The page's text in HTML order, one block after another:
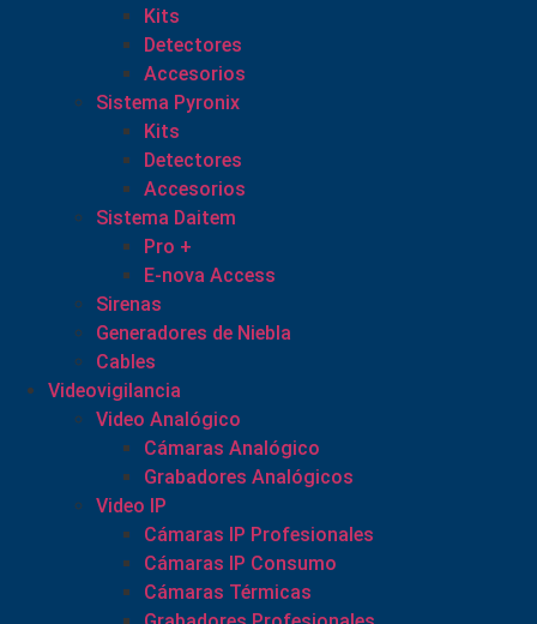
Kits
Detectores
Accesorios
Sistema Pyronix
Kits
Detectores
Accesorios
Sistema Daitem
Pro +
E-nova Access
Sirenas
Generadores de Niebla
Cables
Videovigilancia
Video Analógico
Cámaras Analógico
Grabadores Analógicos
Video IP
Cámaras IP Profesionales
Cámaras IP Consumo
Cámaras Térmicas